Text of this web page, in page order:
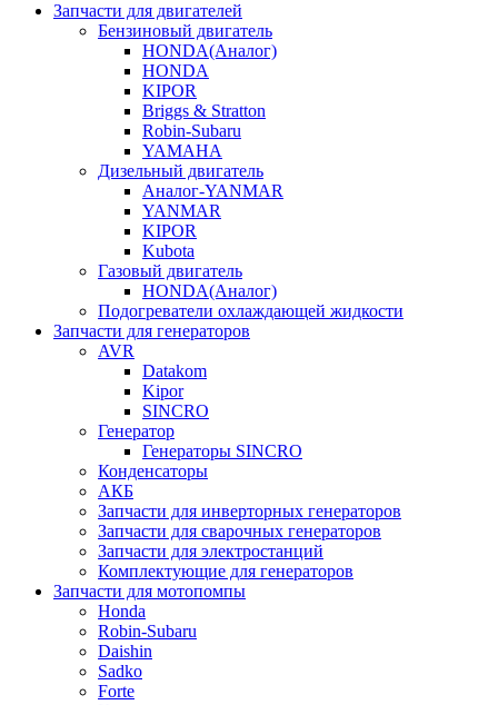
Запчасти для двигателей
Бензиновый двигатель
HONDA(Aналог)
HONDA
KIPOR
Briggs & Stratton
Robin-Subaru
YAMAHA
Дизельный двигатель
Аналог-YANMAR
YANMAR
KIPOR
Kubota
Газовый двигатель
HONDA(Aналог)
Подогреватели охлаждающей жидкости
Запчасти для генераторов
AVR
Datakom
Kipor
SINCRO
Генератор
Генераторы SINCRO
Конденсаторы
АКБ
Запчасти для инверторных генераторов
Запчасти для сварочных генераторов
Запчасти для электростанций
Комплектующие для генераторов
Запчасти для мотопомпы
Honda
Robin-Subaru
Daishin
Sadko
Forte